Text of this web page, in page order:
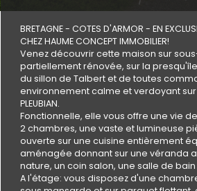
copropriété
Plus d'informations sur
le quartier
Bilan
BRETAGNE - COTES D'ARMOR - EN
CHEZ HAUME CONCEPT IMMOBILIER!
Venez découvrir cette maison sur
partiellement rénovée, sur la
du sillon de Talbert et de toutes
environnement calme et verdoyant
PLEUBIAN.
Fonctionnelle, elle vous offre une vie
2 chambres, une vaste et lumineuse
ouverte sur une cuisine entièrement
aménagée donnant sur une véranda
nature, un coin salon, une salle de
A l'étage: vous disposez d'une